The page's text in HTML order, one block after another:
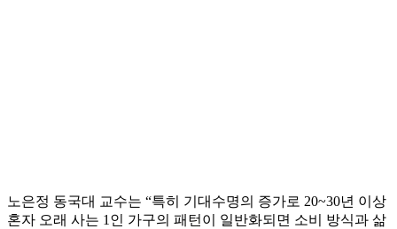
노은정 동국대 교수는 “특히 기대수명의 증가로 20~30년 이상
혼자 오래 사는 1인 가구의 패턴이 일반화되면 소비 방식과 삶